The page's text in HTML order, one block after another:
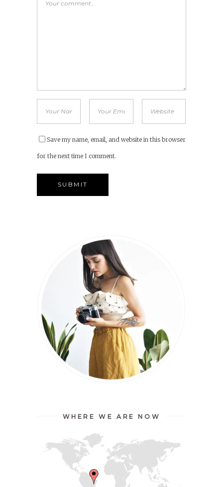
Save my name, email, and website in this browser
for the next time I comment.
WHERE WE ARE NOW